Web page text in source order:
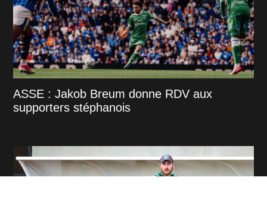
ASSE : Jakob Breum donne RDV aux
supporters stéphanois